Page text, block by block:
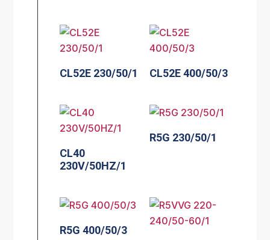
CL52E 230/50/1 CL52E 400/50/3
CL40
230V/50HZ/1
R5G 230/50/1
R5G 400/50/3